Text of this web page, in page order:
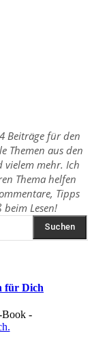
Beiträge für den
Themen aus den
vielem mehr. Ich
Thema helfen
Tipps
beim Lesen!
Suchen
für Dich
Book -